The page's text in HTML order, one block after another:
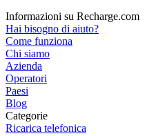
Informazioni su Recharge.com
Hai bisogno di aiuto?
Come funziona
Chi siamo
Azienda
Operatori
Paesi
Blog
Categorie
Ricarica telefonica